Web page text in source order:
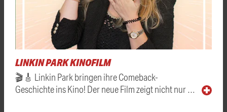
LINKIN PARK KINOFILM
🎬🎸 Linkin Park bringen ihre Comeback-
Geschichte ins Kino! Der neue Film zeigt nicht nur …